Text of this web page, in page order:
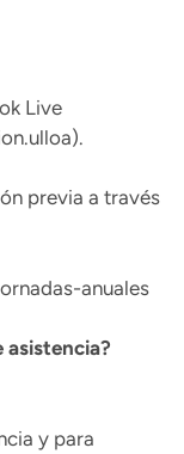
Live
previa a través
anuales
y para